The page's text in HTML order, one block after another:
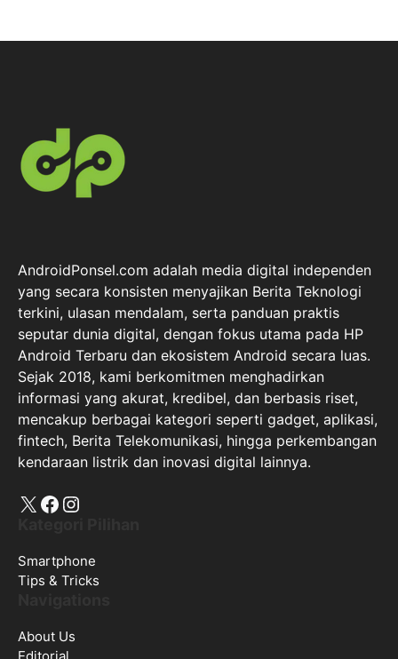
AndroidPonsel.com adalah media digital independen
yang secara konsisten menyajikan Berita Teknologi
terkini, ulasan mendalam, serta panduan praktis
seputar dunia digital, dengan fokus utama pada HP
Android Terbaru dan ekosistem Android secara luas.
Sejak 2018, kami berkomitmen menghadirkan
informasi yang akurat, kredibel, dan berbasis riset,
mencakup berbagai kategori seperti gadget, aplikasi,
fintech, Berita Telekomunikasi, hingga perkembangan
kendaraan listrik dan inovasi digital lainnya.
X Facebook
Instagram
Smartphone
Tips & Tricks
About Us
Editorial